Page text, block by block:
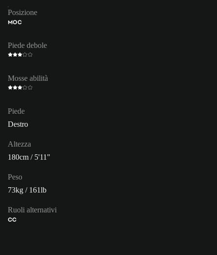
Posizione
MOC
Piede debole
Mosse abilità
Piede
Destro
Altezza
180cm / 5'11"
Peso
73kg / 161lb
Ruoli alternativi
CC